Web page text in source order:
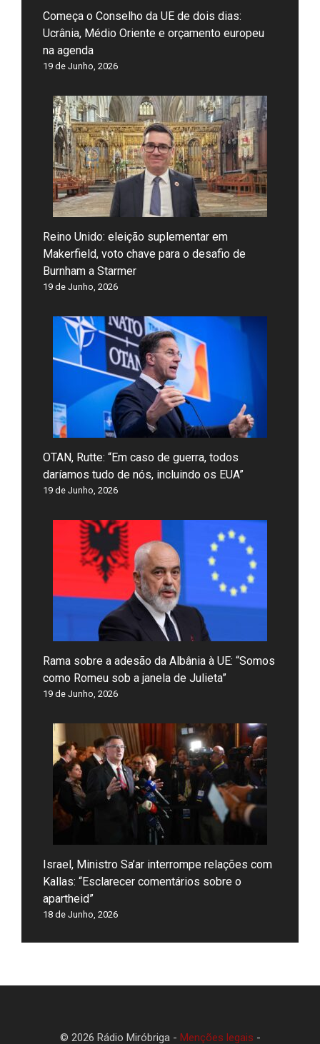
Começa o Conselho da UE de dois dias:
Ucrânia, Médio Oriente e orçamento europeu
na agenda
19 de Junho, 2026
Reino Unido: eleição suplementar em
Makerfield, voto chave para o desafio de
Burnham a Starmer
19 de Junho, 2026
OTAN, Rutte: “Em caso de guerra, todos
daríamos tudo de nós, incluindo os EUA”
19 de Junho, 2026
Rama sobre a adesão da Albânia à UE: “Somos
como Romeu sob a janela de Julieta”
19 de Junho, 2026
Israel, Ministro Sa’ar interrompe relações com
Kallas: “Esclarecer comentários sobre o
apartheid”
18 de Junho, 2026
© 2026 Rádio Miróbriga - Menções legais -